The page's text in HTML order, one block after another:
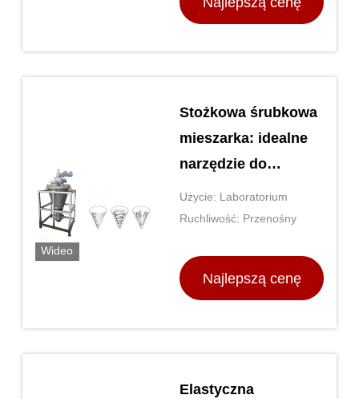
Wideo
Stożkowa śrubkowa
mieszarka: idealne
narzędzie do
precyzyjnego
mieszania i
Użycie: Laboratorium
Ruchliwość: Przenośny
Najlepszą cenę
Elastyczna